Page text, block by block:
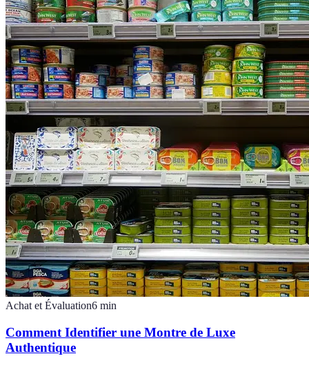
Achat et Évaluation6 min
Comment Identifier une Montre de Luxe
Authentique